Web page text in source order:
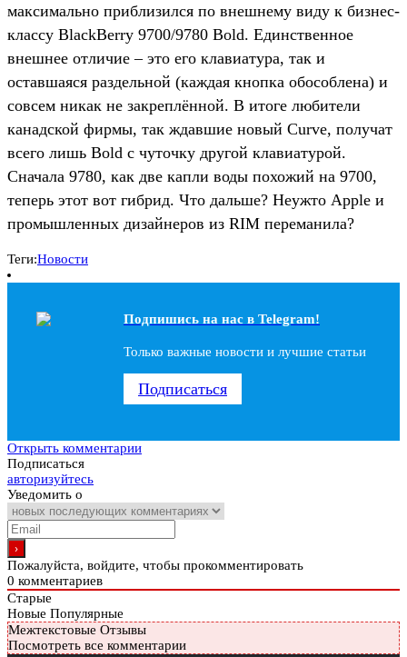
максимально приблизился по внешнему виду к бизнес-
классу BlackBerry 9700/9780 Bold. Единственное
внешнее отличие – это его клавиатура, так и
оставшаяся раздельной (каждая кнопка обособлена) и
совсем никак не закреплённой. В итоге любители
канадской фирмы, так ждавшие новый Curve, получат
всего лишь Bold с чуточку другой клавиатурой.
Сначала 9780, как две капли воды похожий на 9700,
теперь этот вот гибрид. Что дальше? Неужто Apple и
промышленных дизайнеров из RIM переманила?
Теги:Новости
Подпишись на наc в Telegram!
Только важные новости и лучшие статьи
Подписаться
Открыть комментарии
Подписаться
авторизуйтесь
Уведомить о
Пожалуйста, войдите, чтобы прокомментировать
0 комментариев
Старые
Новые Популярные
Межтекстовые Отзывы
Посмотреть все комментарии